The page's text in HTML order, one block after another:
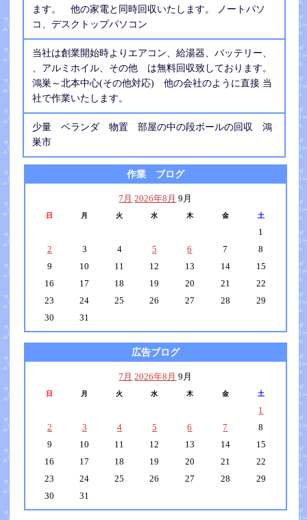
ます。 他の家電と同時回収いたします。 ノートパソ
コ、デスクトップパソコン
当社は創業開始時よりエアコン、給湯器、バッテリー、
、アルミホイル、その他 は無料回収致しております。
鴻巣～北本中心(その他対応) 他の会社のように直接 当
社で作業いたします。
少量 ベランダ 物置 部屋の中の段ボールの回収 鴻
巣市
作業 ブログ
7月 2026年8月 9月
日 月 火 水 木 金 土
1
2
3 4 5 6 7
8
9
10 11 12 13 14
15
16
17 18 19 20 21
22
23
24 25 26 27 28
29
30
31
広告ブログ
7月 2026年8月 9月
日 月 火 水 木 金 土
1
2
3 4 5 6 7
8
9
10 11 12 13 14
15
16
17 18 19 20 21
22
23
24 25 26 27 28
29
30
31